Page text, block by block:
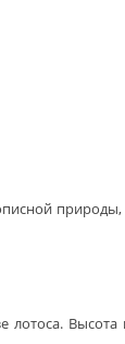
природы,
Высота